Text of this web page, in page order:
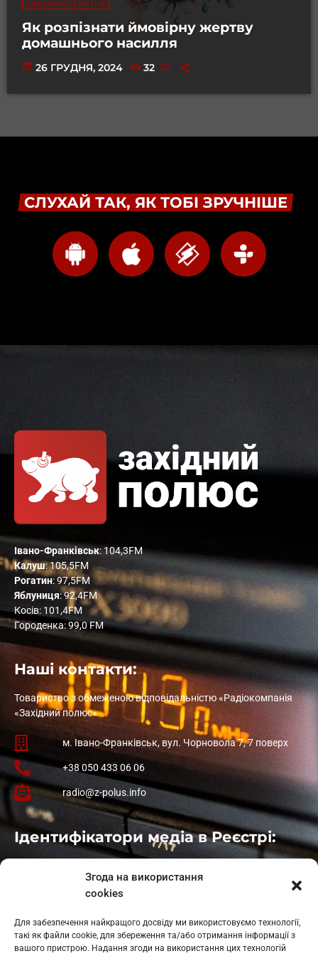
Згода на використання
cookies
Для забезпечення найкращого досвіду ми використовуємо технології,
такі як файли cookie, для збереження та/або отримання інформації з
вашого пристрою. Надання згоди на використання цих технологій
ОНЛАЙН-ТЕРАПІЯ
Як розпізнати ймовірну жертву
домашнього насилля
today 26 ГРУДНЯ, 2024 32
СЛУХАЙ ТАК, ЯК ТОБІ ЗРУЧНІШЕ
Івано-Франківськ: 104,3FM
Калуш: 105,5FM
Рогатин: 97,5FM
Яблуниця: 92,4FM
Косів: 101,4FM
Городенка: 99,0 FM
Наші контакти:
Товариство з обмеженою відповідальністю «Радіокомпанія
«Західний полюс»
м. Івано-Франківськ, вул. Чорновола 7, 7 поверх
+38 050 433 06 06
radio@z-polus.info
Ідентифікатори медіа в Реєстрі:
: L11-01410
: L11-01801
Косів: L11-01805
Гарасимів: L11-02274